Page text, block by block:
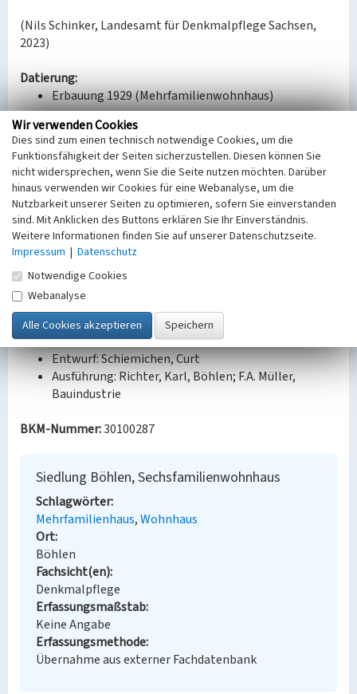
(Nils Schinker, Landesamt für Denkmalpflege Sachsen,
2023)
Datierung:
Erbauung 1929 (Mehrfamilienwohnhaus)
Quellen/Literaturangaben:
Kaufmann, Gregor/Nabert, Thomas: Böhlen. Vom
Rittergutsdorf zur Industriestadt; Leipzig 2002; S.
47.
Archiv des Landkreises Leipzig in Grimma, B18372
Haus 11, B18228 Haus 2, B18234 Haus 19, B18235
Haus 8, B18237 Haus 20, B18238 Haus 18, B18314
Haus 5, B18316 Haus 13, B18319 Haus 10, B20457
Haus 17, B21707 Haus 4.
Bauherr / Auftraggeber:
Bauherr: Bergmanns-Wohnstättengesellschaft
Borna m.b.H.
Entwurf: Schiemichen, Curt
Ausführung: Richter, Karl, Böhlen; F.A. Müller,
Bauindustrie
BKM-Nummer:30100287
Siedlung Böhlen, Sechsfamilienwohnhaus
Schlagwörter
Mehrfamilienhaus Wohnhaus
Ort
Böhlen
Fachsicht(en)
Denkmalpflege
Erfassungsmaßstab
Keine Angabe
Erfassungsmethode
Übernahme aus externer Fachdatenbank
Wir verwenden Cookies
Dies sind zum einen technisch notwendige Cookies, um die
Funktionsfähigkeit der Seiten sicherzustellen. Diesen können Sie
nicht widersprechen, wenn Sie die Seite nutzen möchten. Darüber
hinaus verwenden wir Cookies für eine Webanalyse, um die
Nutzbarkeit unserer Seiten zu optimieren, sofern Sie einverstanden
sind. Mit Anklicken des Buttons erklären Sie Ihr Einverständnis.
Weitere Informationen finden Sie auf unserer Datenschutzseite.
Impressum | Datenschutz
Notwendige Cookies
Webanalyse